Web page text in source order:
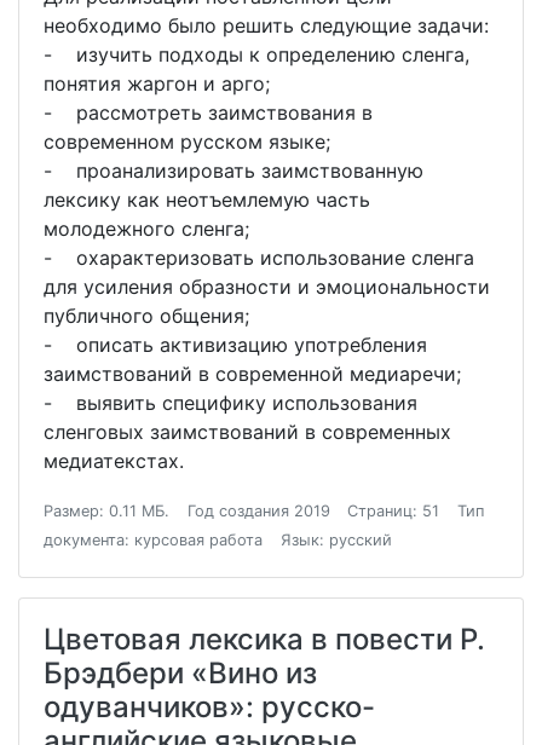
необходимо было решить следующие задачи:
- изучить подходы к определению сленга,
понятия жаргон и арго;
- рассмотреть заимствования в
современном русском языке;
- проанализировать заимствованную
лексику как неотъемлемую часть
молодежного сленга;
- охарактеризовать использование сленга
для усиления образности и эмоциональности
публичного общения;
- описать активизацию употребления
заимствований в современной медиаречи;
- выявить специфику использования
сленговых заимствований в современных
медиатекстах.
Размер: 0.11 МБ. Год создания 2019 Страниц: 51
Тип
документа: курсовая работа
Язык: русский
Цветовая лексика в повести Р.
Брэдбери «Вино из
одуванчиков»: русско-